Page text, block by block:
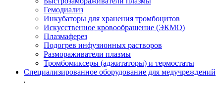
Гемодиализ
Инкубаторы для хранения тромбоцитов
Искусственное кровообращение (ЭКМО)
Плазмаферез
Подогрев инфузионных растворов
Размораживатели плазмы
Тромбомиксеры (аджитаторы) и термостаты
Специализированное оборудование для медучреждений